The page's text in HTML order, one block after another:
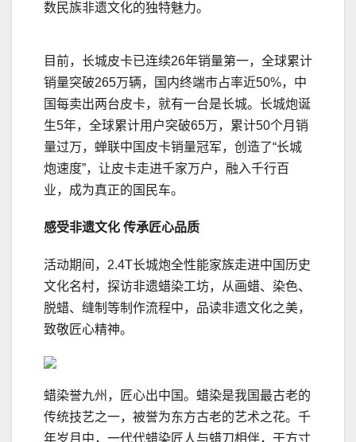
数民族非遗文化的独特魅力。
目前，长城皮卡已连续26年销量第一，全球累计
销量突破265万辆，国内终端市占率近50%，中
国每卖出两台皮卡，就有一台是长城。长城炮诞
生5年，全球累计用户突破65万，累计50个月销
量过万，蝉联中国皮卡销量冠军，创造了“长城
炮速度”，让皮卡走进千家万户，融入千行百
业，成为真正的国民车。
感受非遗文化 传承匠心品质
活动期间，2.4T长城炮全性能家族走进中国历史
文化名村，探访非遗蜡染工坊，从画蜡、染色、
脱蜡、缝制等制作流程中，品读非遗文化之美，
致敬匠心精神。
蜡染誉九州，匠心出中国。蜡染是我国最古老的
传统技艺之一，被誉为东方古老的艺术之花。千
年岁月中，一代代蜡染匠人与蜡刀相伴，于方寸